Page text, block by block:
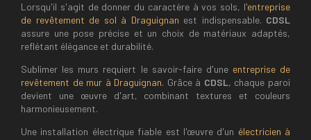
Lorsqu'il s'agit de donner du caractère à vos sols, l'entreprise
de revêtement de sol à Draguignan est indispensable. CDSL
assure une pose précise et un choix de matériaux adaptés,
reflétant élégance et durabilité.
Sublimer les murs requiert le savoir-faire d'une entreprise de
revêtement de mur à Draguignan. Grâce à CDSL, chaque paroi
devient une œuvre d'art, combinant textures et couleurs
harmonieusement.
Une installation électrique fiable est l'œuvre d'un électricien à